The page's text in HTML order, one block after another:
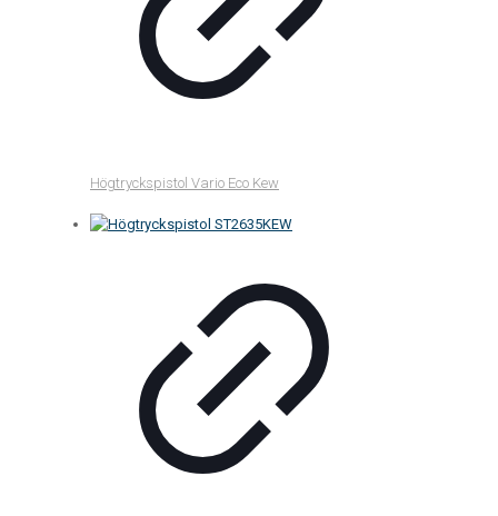
Högtryckspistol Vario Eco Kew